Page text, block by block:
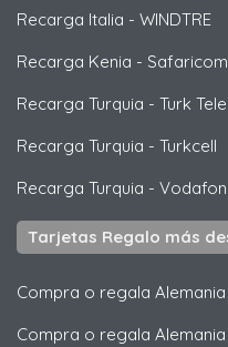
Recarga Italia - WINDTRE
Recarga Kenia - Safaricom
Recarga Turquia - Turk
Recarga Turquia - Turkcell
Recarga Turquia -
Tarjetas Regalo más
Compra o regala Alemania
Compra o regala Alemania